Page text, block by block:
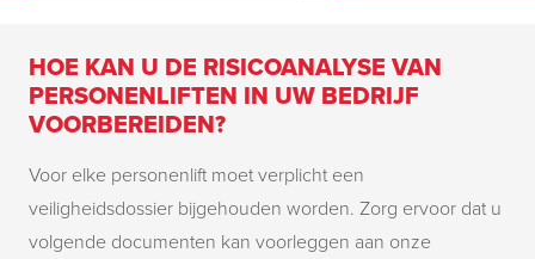
HOE KAN U DE RISICOANALYSE VAN
PERSONENLIFTEN IN UW BEDRIJF
VOORBEREIDEN?
Voor elke personenlift moet verplicht een
veiligheidsdossier bijgehouden worden. Zorg ervoor dat u
volgende documenten kan voorleggen aan onze